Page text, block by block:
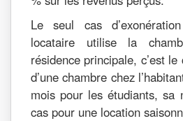
Le seul cas
locataire utilise la
résidence principale, c’est
d’une chambre chez
mois pour les étudiants, sa
cas pour une location